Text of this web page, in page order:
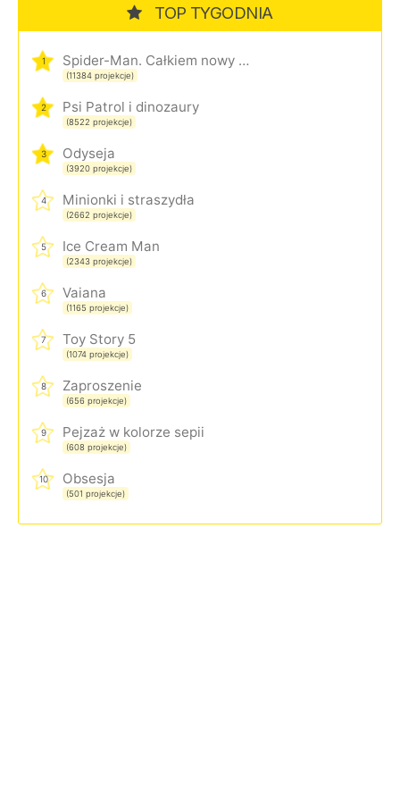
TOP TYGODNIA
1 Spider-Man. Całkiem nowy dzień
(11384 projekcje)
2 Psi Patrol i dinozaury
(8522 projekcje)
3 Odyseja
(3920 projekcje)
4 Minionki i straszydła
(2662 projekcje)
5 Ice Cream Man
(2343 projekcje)
6 Vaiana
(1165 projekcje)
7 Toy Story 5
(1074 projekcje)
8 Zaproszenie
(656 projekcje)
9 Pejzaż w kolorze sepii
(608 projekcje)
10 Obsesja
(501 projekcje)